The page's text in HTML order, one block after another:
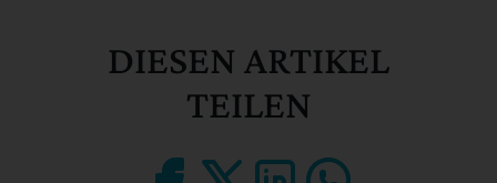
DIESEN ARTIKEL
TEILEN